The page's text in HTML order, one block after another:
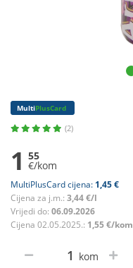
MultiPlusCard
(2)
1 55
€/kom
MultiPlusCard cijena: 1,45 €
Cijena za j.m.: 3,44 €/l
Vrijedi do: 06.09.2026
Cijena 02.05.2025.: 1,55 €/kom
kom